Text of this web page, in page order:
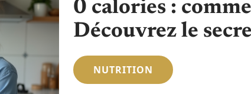
0 calories :
Découvrez le
NUTRITION